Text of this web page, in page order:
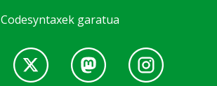
Codesyntaxek garatua